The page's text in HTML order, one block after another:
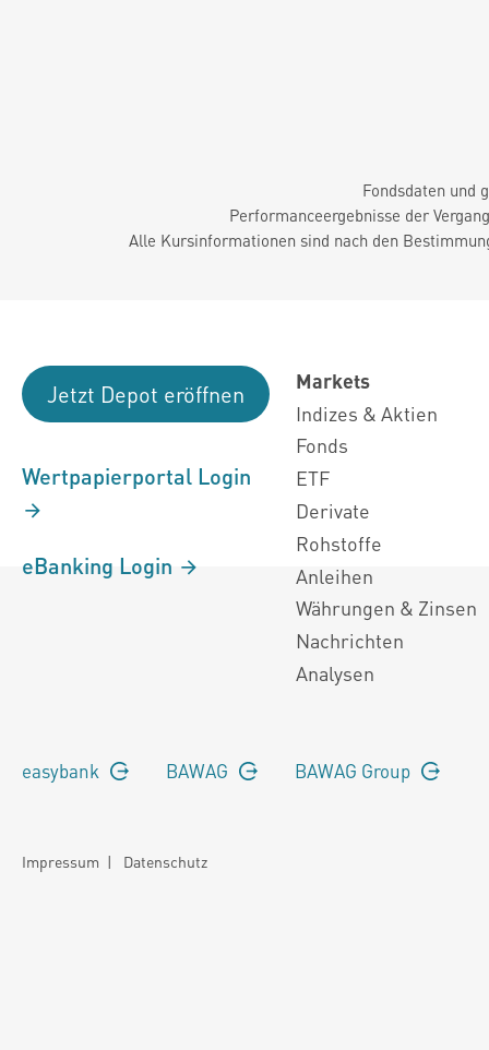
Fondsdaten und
Performanceergebnisse der
Alle Kursinformationen sind nach den
Jetzt Depot eröffnen
Wertpapierportal Login
eBanking Login
Markets
Indizes & Aktien
Fonds
ETF
Derivate
Rohstoffe
Anleihen
Währungen & Zinsen
Nachrichten
Analysen
easybank BAWAG BAWAG Group
Impressum | Datenschutz